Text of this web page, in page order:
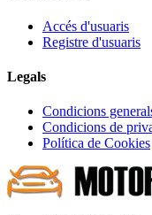
Accés d'usuaris
Registre d'usuaris
Legals
Condicions
Condicions de
Política de Cookies